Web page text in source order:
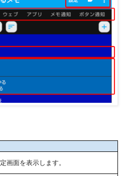
画面を表示します。